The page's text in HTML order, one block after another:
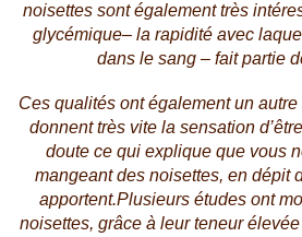
noisettes sont également très
glycémique– la rapidité avec
dans le sang – fait partie
Ces qualités ont également un autre
donnent très vite la sensation
doute ce qui explique que vous
mangeant des noisettes, en dépit
apportent.Plusieurs études ont
noisettes, grâce à leur teneur